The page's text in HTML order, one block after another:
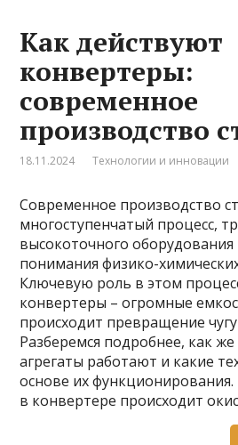
Как действуют
конвертеры:
современное
производство
18.11.2024 Технологии и инновации
Современное производство
многоступенчатый процесс,
высокоточного оборудования
понимания физико-
Ключевую роль в этом
конвертеры – огромные
происходит превращение
Разберемся подробнее, как
агрегаты работают и какие
основе их
в конвертере происходит